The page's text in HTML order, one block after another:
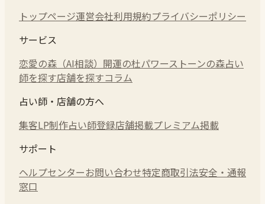
トップページ運営会社利用規約プライバシーポリシー
サービス
恋愛の森（AI相談） 開運の杜パワーストーンの森占い
師を探す店舗を探すコラム
占い師・店舗の方へ
集客LP制作占い師登録店舗掲載プレミアム掲載
サポート
ヘルプセンターお問い合わせ特定商取引法安全・通報
窓口